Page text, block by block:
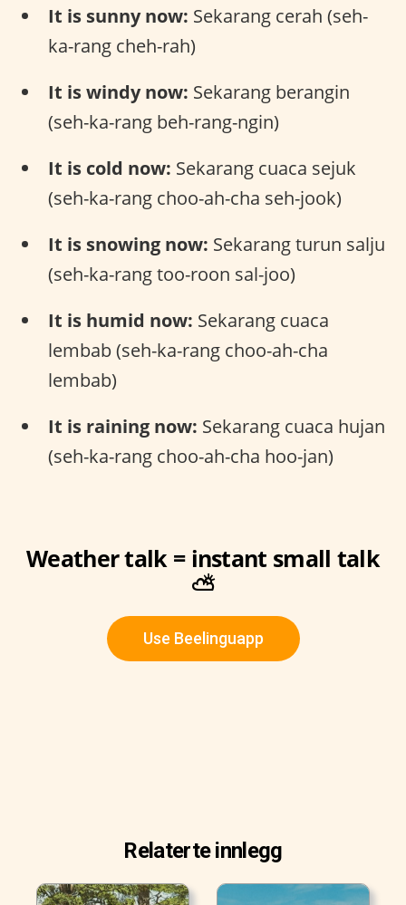
It is sunny now: Sekarang cerah (seh-
ka-rang cheh-rah)
It is windy now: Sekarang berangin
(seh-ka-rang beh-rang-ngin)
It is cold now: Sekarang cuaca sejuk
(seh-ka-rang choo-ah-cha seh-jook)
It is snowing now: Sekarang turun salju
(seh-ka-rang too-roon sal-joo)
It is humid now: Sekarang cuaca
lembab (seh-ka-rang choo-ah-cha
lembab)
It is raining now: Sekarang cuaca hujan
(seh-ka-rang choo-ah-cha hoo-jan)
Weather talk = instant small talk
⛅
Use Beelinguapp
Relaterte innlegg